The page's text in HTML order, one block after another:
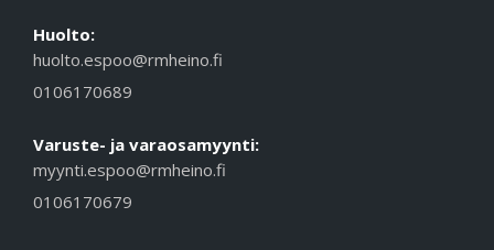
Huolto:
huolto.espoo@rmheino.fi
0106170689
Varuste- ja varaosamyynti:
myynti.espoo@rmheino.fi
0106170679